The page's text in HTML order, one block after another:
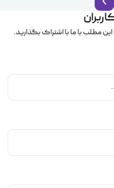
مطلب با ما با اشتراک بگذارید.